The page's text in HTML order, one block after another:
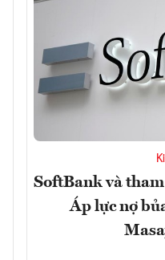
SoftBank và
Áp lực nợ